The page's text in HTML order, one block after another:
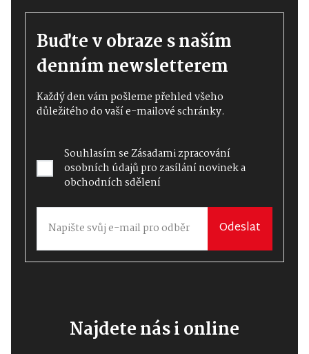
Buďte v obraze s naším
denním newsletterem
Každý den vám pošleme přehled všeho
důležitého do vaší e-mailové schránky.
Souhlasím seZásadami zpracování
osobních údajůpro zasílání novinek a
obchodních sdělení
Odeslat
Najdete nás i online